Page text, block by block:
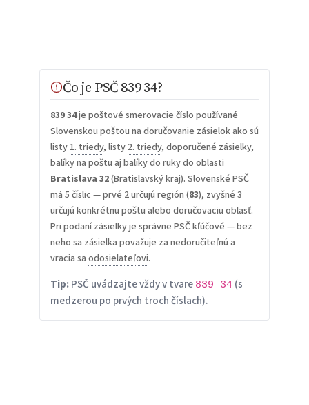
Čo je PSČ 839 34?
839 34je poštové smerovacie číslo používané
Slovenskou poštou na doručovanie zásielok ako sú
listy 1. triedy, listy 2. triedy, doporučené zásielky,
balíky na poštu aj balíky do ruky do oblasti
Bratislava 32(Bratislavský kraj). Slovenské PSČ
má 5 číslic — prvé 2 určujú región (83), zvyšné 3
určujú konkrétnu poštu alebo doručovaciu oblasť.
Pri podaní zásielky je správne PSČ kľúčové — bez
neho sa zásielka považuje za nedoručiteľnú a
vracia sa odosielateľovi.
Tip:PSČ uvádzajte vždy v tvare 839 34(s
medzerou po prvých troch číslach).